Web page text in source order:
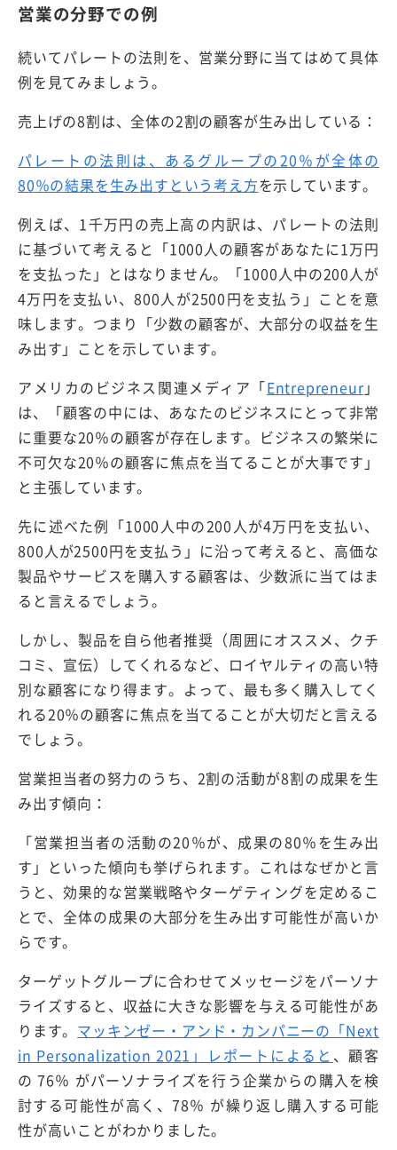
営業の分野での例
続いてパレートの法則を、営業分野に当てはめて具体
例を見てみましょう。
売上げの8割は、全体の2割の顧客が生み出している：
パレートの法則は、あるグループの20％が全体の
80％の結果を生み出すという考え方を示しています。
例えば、1千万円の売上高の内訳は、パレートの法則
に基づいて考えると「1000人の顧客があなたに1万円
を支払った」とはなりません。「1000人中の200人が
4万円を支払い、800人が2500円を支払う」ことを意
味します。つまり「少数の顧客が、大部分の収益を生
み出す」ことを示しています。
アメリカのビジネス関連メディア「Entrepreneur」
は、「顧客の中には、あなたのビジネスにとって非常
に重要な20％の顧客が存在します。ビジネスの繁栄に
不可欠な20％の顧客に焦点を当てることが大事です」
と主張しています。
先に述べた例「1000人中の200人が4万円を支払い、
800人が2500円を支払う」に沿って考えると、高価な
製品やサービスを購入する顧客は、少数派に当てはま
ると言えるでしょう。
しかし、製品を自ら他者推奨（周囲にオススメ、クチ
コミ、宣伝）してくれるなど、ロイヤルティの高い特
別な顧客になり得ます。よって、最も多く購入してく
れる20％の顧客に焦点を当てることが大切だと言える
でしょう。
営業担当者の努力のうち、2割の活動が8割の成果を生
み出す傾向：
「営業担当者の活動の20％が、成果の80％を生み出
す」といった傾向も挙げられます。これはなぜかと言
うと、効果的な営業戦略やターゲティングを定めるこ
とで、全体の成果の大部分を生み出す可能性が高いか
らです。
ターゲットグループに合わせてメッセージをパーソナ
ライズすると、収益に大きな影響を与える可能性があ
ります。 マッキンゼー・アンド・カンパニーの「Next
in Personalization 2021」レポートによると 、顧客
の 76％ がパーソナライズを行う企業からの購入を検
討する可能性が高く、78％ が繰り返し購入する可能
性が高いことがわかりました。